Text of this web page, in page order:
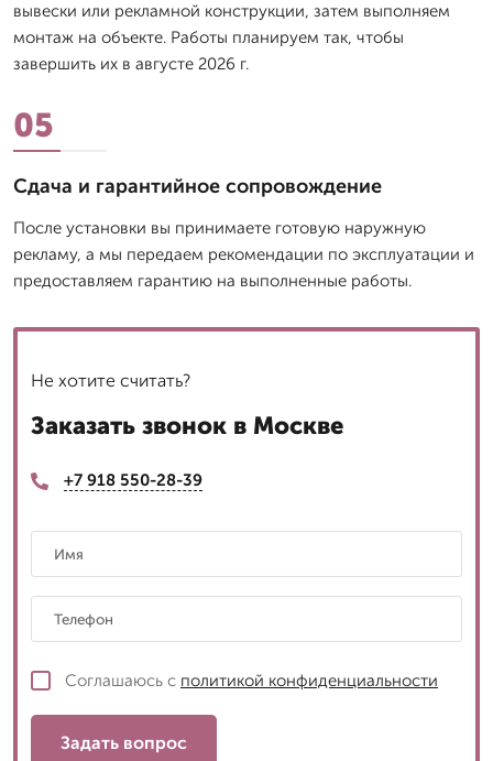
вывески или рекламной конструкции, затем выполняем
монтаж на объекте. Работы планируем так, чтобы
завершить их в августе 2026 г.
05
Сдача и гарантийное сопровождение
После установки вы принимаете готовую наружную
рекламу, а мы передаем рекомендации по эксплуатации и
предоставляем гарантию на выполненные работы.
Не хотите считать?
Заказать звонок в Москве
+7 918 550-28-39
Соглашаюсь с политикой конфиденциальности
Задать вопрос